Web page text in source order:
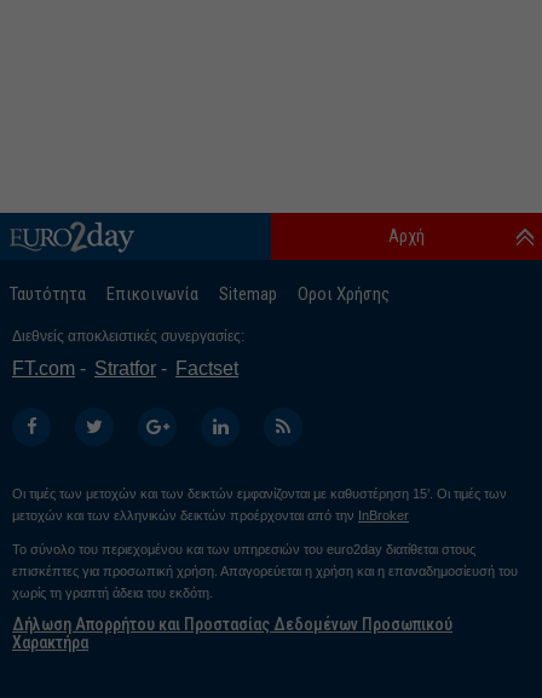
Ταυτότητα Επικοινωνία Sitemap Οροι Χρήσης
Αρχή
Διεθνείς αποκλειστικές συνεργασίες:
FT.com Stratfor Factset
Οι τιμές των μετοχών και των δεικτών εμφανίζονται με καθυστέρηση 15’. Οι τιμές των
μετοχών και των ελληνικών δεικτών προέρχονται από την InBroker
Το σύνολο του περιεχομένου και των υπηρεσιών του euro2day διατίθεται στους
επισκέπτες για προσωπική χρήση. Απαγορεύεται η χρήση και η επαναδημοσίευσή του
χωρίς τη γραπτή άδεια του εκδότη.
Δήλωση Απορρήτου και Προστασίας Δεδομένων Προσωπικού
Χαρακτήρα